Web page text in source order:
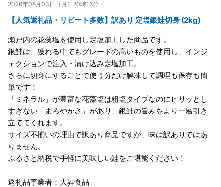
2026年08月03日（月）20時16分
【人気返礼品・リピート多数】訳あり 定塩銀鮭切身 (2kg)
瀬戸内の花藻塩を使用し定塩加工した商品です。
銀鮭は、獲れる中でもグレードの高いものを使用し、インジ
ェクションで注入・漬け込み定塩加工。
さらに切身にすることで使う分だけ解凍して調理も保存も簡
単です！
「ミネラル」が豊富な花藻塩は粗塩タイプなのにピリッとし
すぎない「まろやかさ」があり、銀鮭の旨みをより一層引き
立ててくれます。
サイズ不揃いの理由で訳あり商品ですが、味は訳ありではあ
りません。
ふるさと納税で手軽に美味しい鮭をご堪能ください！
返礼品事業者：大昇食品